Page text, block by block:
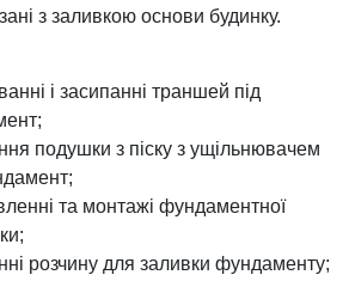
з заливкою основи будинку.
і засипанні траншей під
подушки з піску з ущільнювачем
та монтажі фундаментної
розчину для заливки фундаменту;